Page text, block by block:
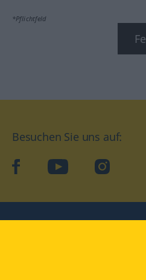
*Pflichtfeld
Besuchen Sie uns auf:
facebook YouTube Instagram